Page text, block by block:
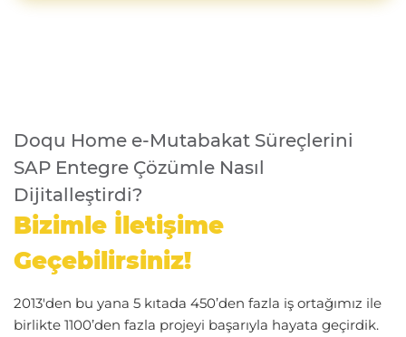
Doqu Home e-Mutabakat Süreçlerini
SAP Entegre Çözümle Nasıl
Dijitalleştirdi?
Bizimle İletişime
Geçebilirsiniz!
2013'den bu yana 5 kıtada 450’den fazla iş ortağımız ile
birlikte 1100’den fazla projeyi başarıyla hayata geçirdik.